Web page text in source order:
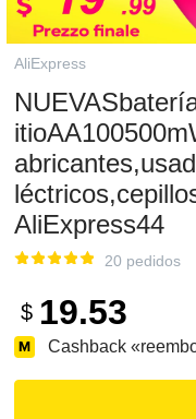
AliExpress
AliExpress44
20 pedidos
$ 19.53
Cashback